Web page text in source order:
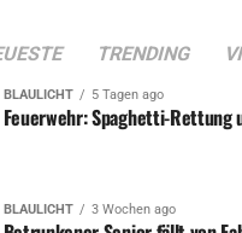
TRENDING
BLAULICHT 5 Tagen ago
Feuerwehr: Spaghetti-Rettung
BLAULICHT 3 Wochen ago